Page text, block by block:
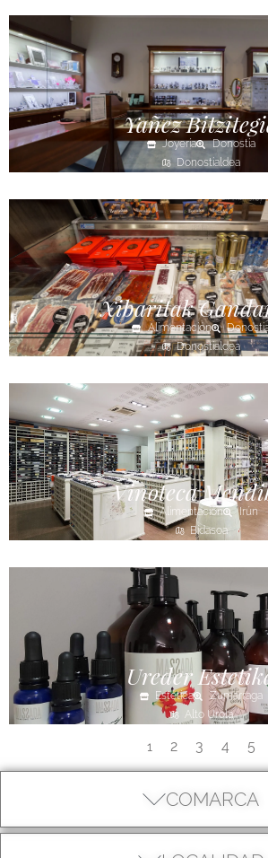
COMARCA
Yañez
Joyería
Donostia
Donostialdea
Xibaritak
Alimentación
Donostialdea
Vinoteca
Alimentación
Irún
Bidasoa
Ureder
Estética
Zumarraga
Alto Urola
1 2 3 4 5